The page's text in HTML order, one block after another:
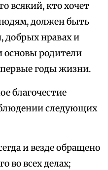
всякий, кто хочет
должен быть
добрых нравах и
основы родители
годы жизни.
благочестие
следующих
и везде обращено
во всех делах;